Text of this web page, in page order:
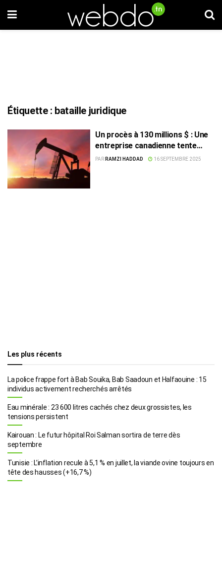
Étiquette : bataille juridique
Un procès à 130 millions $ : Une
entreprise canadienne tente
d’inverser la victoire de la Tunisie
PAR RAMZI HADDAD 16 SEPTEMBRE 2025
Les plus récents
La police frappe fort à Bab Souika, Bab Saadoun et Halfaouine : 15
individus activement recherchés arrêtés
Eau minérale : 23 600 litres cachés chez deux grossistes, les
tensions persistent
Kairouan : Le futur hôpital Roi Salman sortira de terre dès
septembre
Tunisie : L’inflation recule à 5,1 % en juillet, la viande ovine toujours en
tête des hausses (+16,7 %)